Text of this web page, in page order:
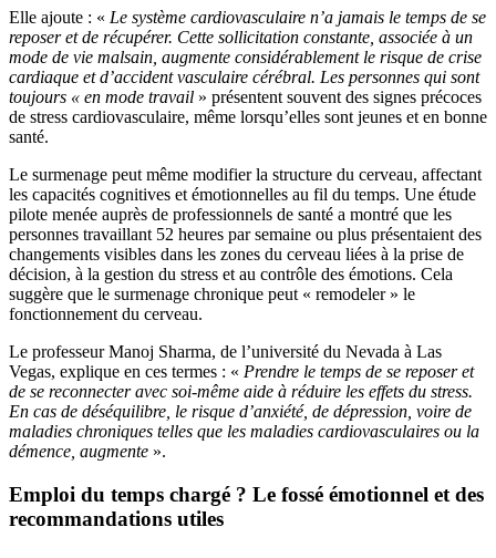
Elle ajoute : « Le système cardiovasculaire n’a jamais le temps de se
reposer et de récupérer. Cette sollicitation constante, associée à un
mode de vie malsain, augmente considérablement le risque de crise
cardiaque et d’accident vasculaire cérébral. Les personnes qui sont
toujours « en mode travail » présentent souvent des signes précoces
de stress cardiovasculaire, même lorsqu’elles sont jeunes et en bonne
santé.
Le surmenage peut même modifier la structure du cerveau, affectant
les capacités cognitives et émotionnelles au fil du temps. Une étude
pilote menée auprès de professionnels de santé a montré que les
personnes travaillant 52 heures par semaine ou plus présentaient des
changements visibles dans les zones du cerveau liées à la prise de
décision, à la gestion du stress et au contrôle des émotions. Cela
suggère que le surmenage chronique peut « remodeler » le
fonctionnement du cerveau.
Le professeur Manoj Sharma, de l’université du Nevada à Las
Vegas, explique en ces termes : « Prendre le temps de se reposer et
de se reconnecter avec soi-même aide à réduire les effets du stress.
En cas de déséquilibre, le risque d’anxiété, de dépression, voire de
maladies chroniques telles que les maladies cardiovasculaires ou la
démence, augmente ».
Emploi du temps chargé ? Le fossé émotionnel et des
recommandations utiles